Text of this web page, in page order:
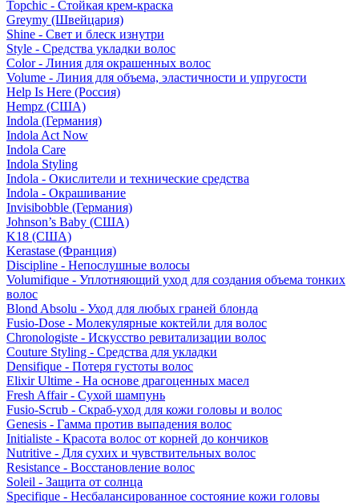
Topchic - Стойкая крем-краска
Greymy (Швейцария)
Shine - Свет и блеск изнутри
Style - Средства укладки волос
Color - Линия для окрашенных волос
Volume - Линия для объема, эластичности и упругости
Help Is Here (Россия)
Hempz (США)
Indola (Германия)
Indola Act Now
Indola Care
Indola Styling
Indola - Окислители и технические средства
Indola - Окрашивание
Invisibobble (Германия)
Johnson’s Baby (США)
K18 (США)
Kerastase (Франция)
Discipline - Непослушные волосы
Volumifique - Уплотняющий уход для создания объема тонких
волос
Blond Absolu - Уход для любых граней блонда
Fusio-Dose - Молекулярные коктейли для волос
Chronologiste - Искусство ревитализации волос
Couture Styling - Средства для укладки
Densifique - Потеря густоты волос
Elixir Ultime - На основе драгоценных масел
Fresh Affair - Сухой шампунь
Fusio-Scrub - Скраб-уход для кожи головы и волос
Genesis - Гамма против выпадения волос
Initialiste - Красота волос от корней до кончиков
Nutritive - Для сухих и чувствительных волос
Resistance - Восстановление волос
Soleil - Защита от солнца
Specifique - Несбалансированное состояние кожи головы